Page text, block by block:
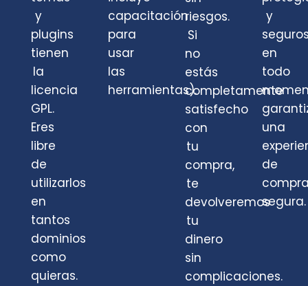
y
plugins
tienen
la
licencia
GPL.
Eres
libre
de
utilizarlos
en
tantos
dominios
como
quieras.
capacitación
para
usar
las
herramientas).
riesgos.
Si
no
estás
completamente
satisfecho
con
tu
compra,
te
devolveremos
tu
dinero
sin
complicaciones.
y
en
todo
una
de
segura.